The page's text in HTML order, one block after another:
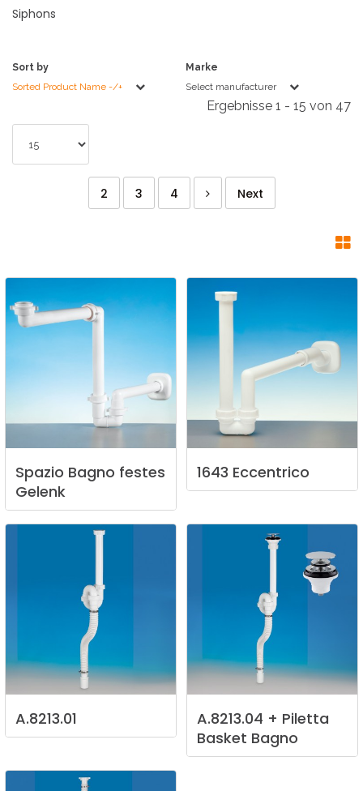
Siphons
Sort by
Sorted Product Name -/+
Marke
Select manufacturer
Ergebnisse 1 - 15 von 47
2 3 4 Next
Spazio Bagno festes
Gelenk
1643 Eccentrico
A.8213.01 A.8213.04 + Piletta
Basket Bagno